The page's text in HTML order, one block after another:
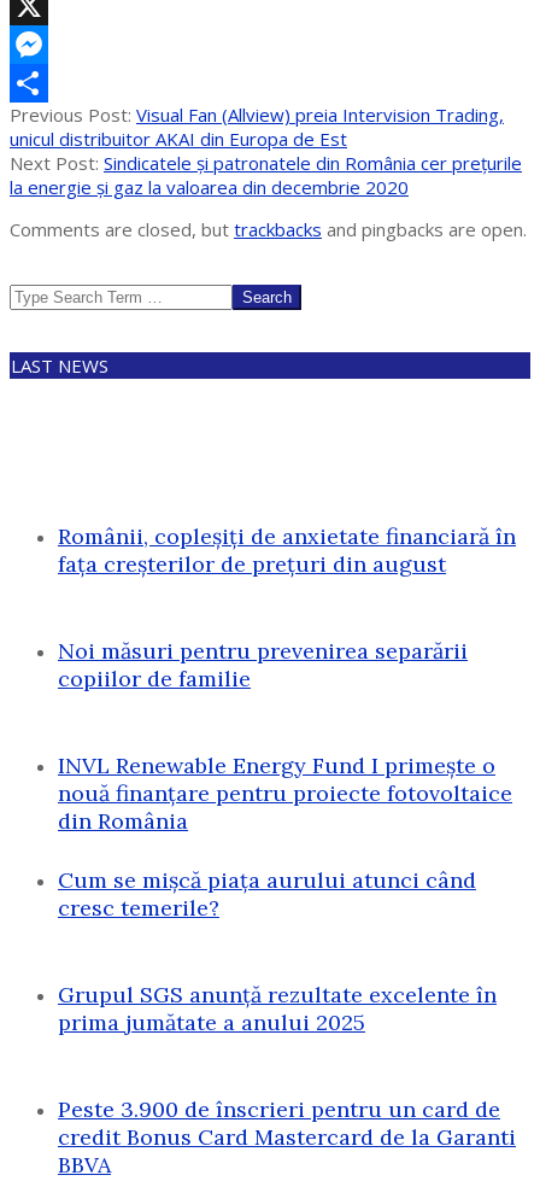
Telegram
X
Messenger
Partajează
2022-
01-
17
Previous Post: Visual Fan (Allview) preia Intervision Trading,
unicul distribuitor AKAI din Europa de Est
Next Post: Sindicatele și patronatele din România cer preţurile
la energie şi gaz la valoarea din decembrie 2020
Comments are closed, but trackbacks and pingbacks are open.
Search
LAST NEWS
Românii, copleșiți de anxietate financiară în
fața creșterilor de prețuri din august
Noi măsuri pentru prevenirea separării
copiilor de familie
INVL Renewable Energy Fund I primește o
nouă finanțare pentru proiecte fotovoltaice
din România
Cum se mișcă piața aurului atunci când
cresc temerile?
Grupul SGS anunță rezultate excelente în
prima jumătate a anului 2025
Peste 3.900 de înscrieri pentru un card de
credit Bonus Card Mastercard de la Garanti
BBVA